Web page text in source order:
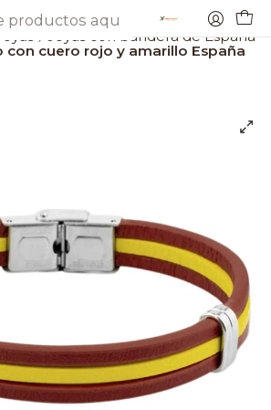
Joyas con bandera de España
con cuero rojo y amarillo España